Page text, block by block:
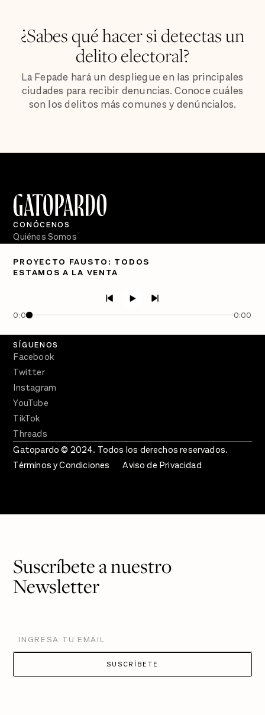
¿Sabes qué hacer si detectas un
delito electoral?
La Fepade hará un despliegue en las principales
ciudades para recibir denuncias. Conoce cuáles
son los delitos más comunes y denúncialos.
PROYECTO FAUSTO: TODOS
ESTAMOS A LA VENTA
0:00 0:00
CONÓCENOS
Quiénes Somos
PÓDCASTS
Crecer en Distopía
SÍGUENOS
Facebook
Twitter
Instagram
YouTube
TikTok
Threads
Gatopardo © 2024. Todos los derechos reservados.
Términos y Condiciones
Aviso de Privacidad
Suscríbete a nuestro
Newsletter